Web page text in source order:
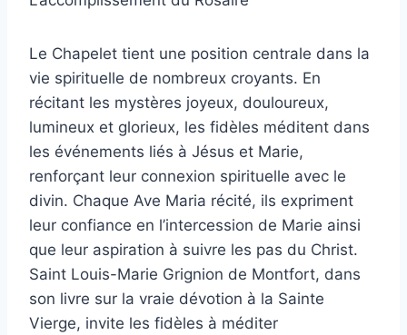
Le Chapelet tient une position centrale dans la
vie spirituelle de nombreux croyants. En
récitant les mystères joyeux, douloureux,
lumineux et glorieux, les fidèles méditent dans
les événements liés à Jésus et Marie,
renforçant leur connexion spirituelle avec le
divin. Chaque Ave Maria récité, ils expriment
leur confiance en l’intercession de Marie ainsi
que leur aspiration à suivre les pas du Christ.
Saint Louis-Marie Grignion de Montfort, dans
son livre sur la vraie dévotion à la Sainte
Vierge, invite les fidèles à méditer